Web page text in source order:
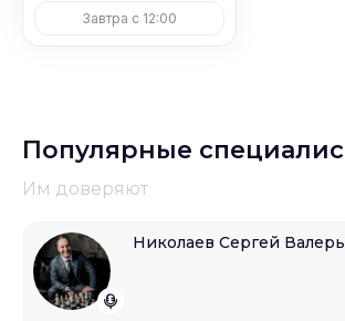
Завтра с 12:00
Популярные
Им доверяют
Николаев Сергей